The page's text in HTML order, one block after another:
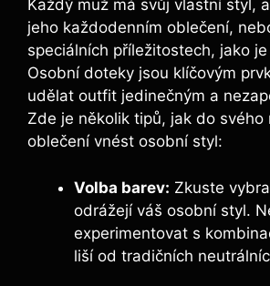
Každý muž má svůj vlastní styl,
jeho každodenním oblečení,
speciálních příležitostech, jako
Osobní doteky ⁣jsou klíčovým
udělat outfit jedinečným a
Zde je několik tipů, jak do​ svého
oblečení vnést osobní styl:
Volba barev: Zkuste
odrážejí váš ⁣osobní ⁤styl.
experimentovat s
liší od tradičních